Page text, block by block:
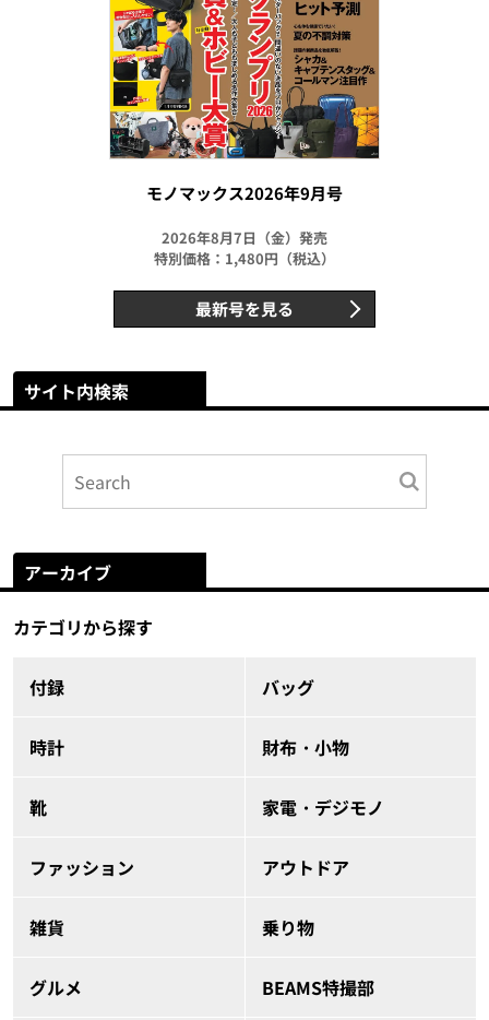
モノマックス2026年9月号
2026年8月7日（金）発売
特別価格：1,480円（税込）
最新号を見る
サイト内検索
アーカイブ
カテゴリから探す
付録 バッグ
時計 財布・小物
靴 家電・デジモノ
ファッション アウトドア
雑貨 乗り物
グルメ BEAMS特撮部